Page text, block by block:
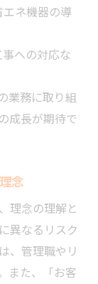
ネ機器の導
への対応な
業務に取り組
成長が期待で
念
理念の理解と
異なるリスク
、管理職やリ
また、「お客